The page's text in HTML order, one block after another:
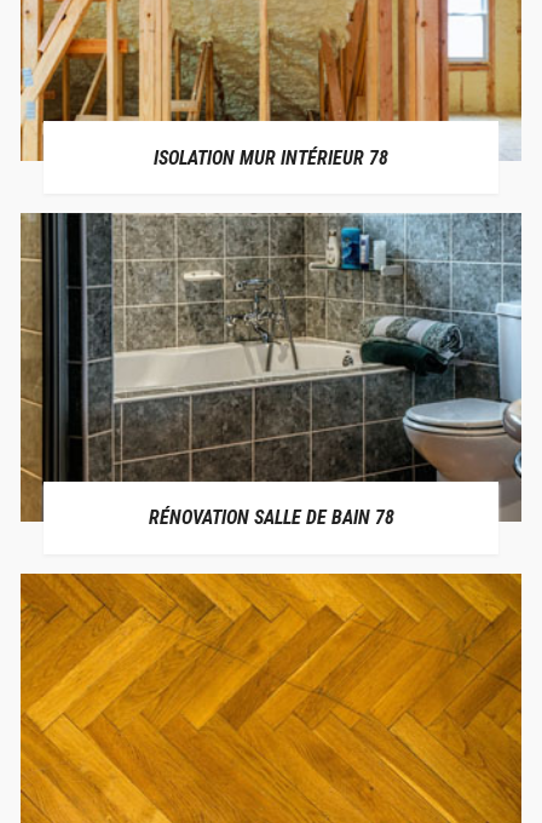
ISOLATION MUR INTÉRIEUR 78
RÉNOVATION SALLE DE BAIN 78